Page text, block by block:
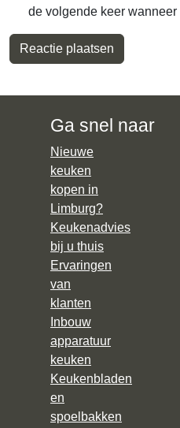
de volgende keer
Ga snel naar
Nieuwe
keuken
kopen in
Limburg?
Keukenadvies
bij u thuis
Ervaringen
van
klanten
Inbouw
apparatuur
keuken
Keukenbladen
en
spoelbakken